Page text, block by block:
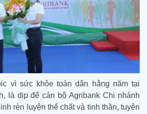
vì sức khỏe toàn dân hằng năm tại
là dịp để cán bộ Agribank Chi nhánh
rèn luyện thể chất và tinh thần, tuyên